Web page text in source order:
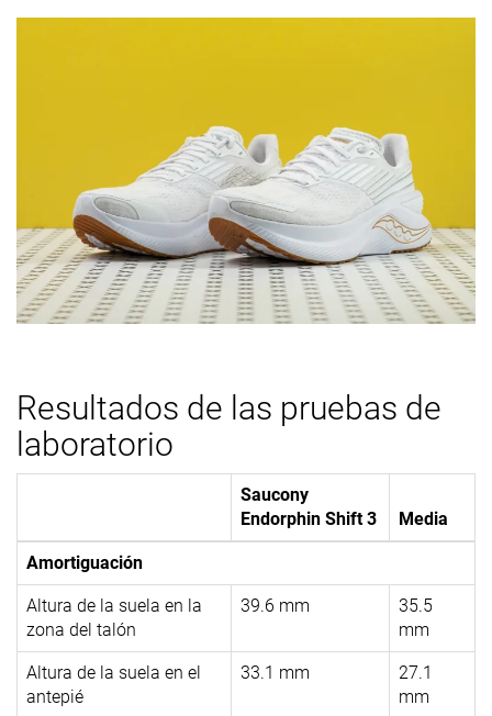
Resultados de las pruebas de
laboratorio
Saucony
Endorphin Shift 3
Media
Amortiguación
Altura de la suela en la
zona del talón
39.6 mm
35.5
mm
Altura de la suela en el
antepié
33.1 mm
27.1
mm